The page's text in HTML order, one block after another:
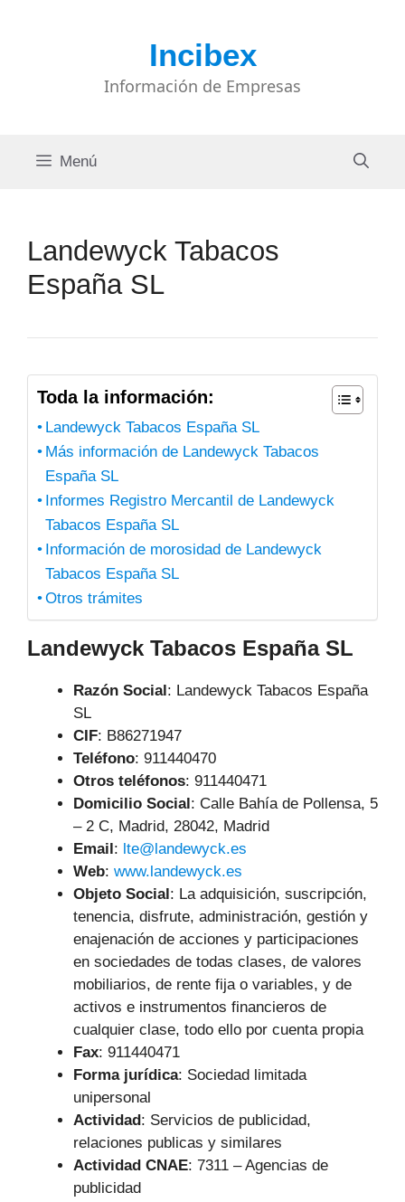
Incibex
Información de Empresas
Menú
Landewyck Tabacos
España SL
Toda la información:
Landewyck Tabacos España SL
Más información de Landewyck Tabacos
España SL
Informes Registro Mercantil de Landewyck
Tabacos España SL
Información de morosidad de Landewyck
Tabacos España SL
Otros trámites
Landewyck Tabacos España SL
Razón Social: Landewyck Tabacos España
SL
CIF: B86271947
Teléfono: 911440470
Otros teléfonos: 911440471
Domicilio Social: Calle Bahía de Pollensa, 5
– 2 C, Madrid, 28042, Madrid
Email: lte@landewyck.es
Web: www.landewyck.es
Objeto Social: La adquisición, suscripción,
tenencia, disfrute, administración, gestión y
enajenación de acciones y participaciones
en sociedades de todas clases, de valores
mobiliarios, de rente fija o variables, y de
activos e instrumentos financieros de
cualquier clase, todo ello por cuenta propia
Fax: 911440471
Forma jurídica: Sociedad limitada
unipersonal
Actividad: Servicios de publicidad,
relaciones publicas y similares
Actividad CNAE: 7311 – Agencias de
publicidad